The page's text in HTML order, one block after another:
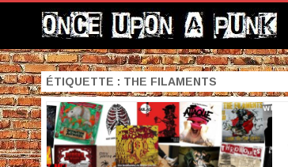
ÉTIQUETTE : THE FILAMENTS